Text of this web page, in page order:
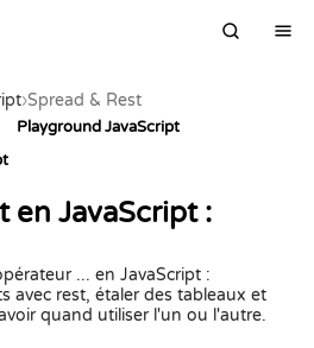
›Spread & Rest
Playground JavaScript
en JavaScript :
... en JavaScript :
avec rest, étaler des tableaux et
quand utiliser l'un ou l'autre.